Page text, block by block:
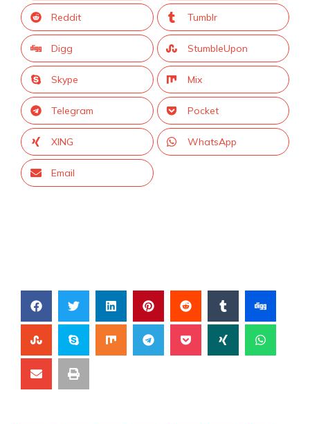
Reddit Tumblr
Digg StumbleUpon
Skype Mix
Telegram Pocket
XING WhatsApp
Email